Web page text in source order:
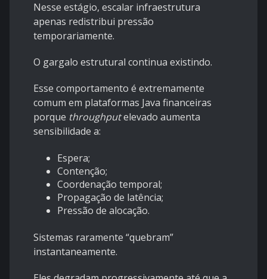
Nesse estágio, escalar infraestrutura
apenas redistribui pressão
temporariamente.
O gargalo estrutural continua existindo.
Esse comportamento é extremamente
comum em plataformas Java financeiras
porque throughputelevado aumenta
sensibilidade a:
Espera;
Contenção;
Coordenação temporal;
Propagação de latência;
Pressão de alocação.
Sistemas raramente “quebram”
instantaneamente.